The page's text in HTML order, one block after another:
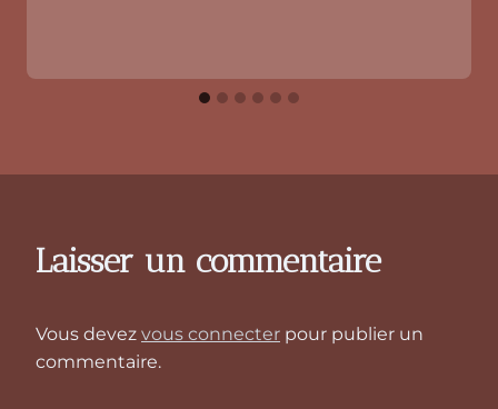
Laisser un commentaire
Vous devez vous connecter pour publier un
commentaire.